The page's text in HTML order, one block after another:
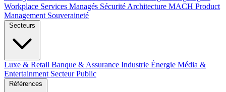
Workplace Services Managés Sécurité Architecture MACH Product
Management Souveraineté
Secteurs
Luxe & Retail Banque & Assurance Industrie Énergie Média &
Entertainment Secteur Public
Références